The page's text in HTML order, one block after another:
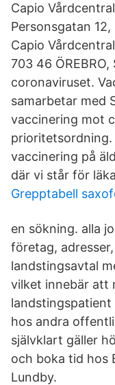
Capio
Personsgatan 12,
Capio
703 46
coronaviruset.
samarbetar med
vaccinering mot
vaccinering på
där vi står för
Grepptabell
en sökning. alla
företag,
landstingsavtal
vilket innebär att
landstingspatient
hos andra
självklart gäller
och boka tid hos
Lundby.